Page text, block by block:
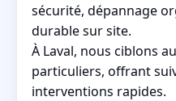
sécurité, dépannage
durable sur site.
À Laval, nous ciblons
particuliers, offrant
interventions rapides.